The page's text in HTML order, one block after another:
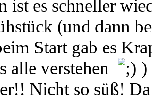
ist es schneller
(und dann
Start gab es
alle verstehen
)
Nicht so süß!